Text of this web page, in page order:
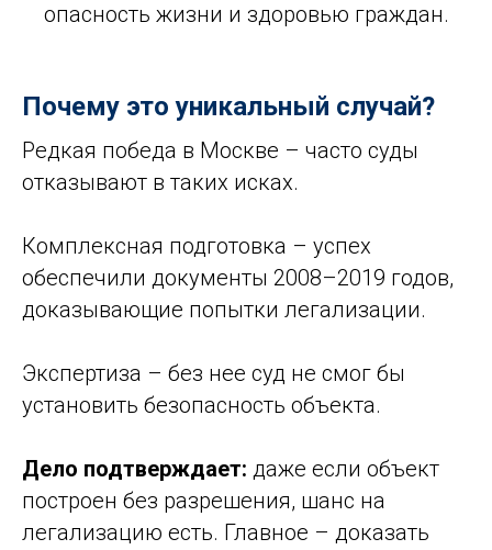
опасность жизни и здоровью граждан.
Почему это уникальный случай?
Редкая победа в Москве – часто суды
отказывают в таких исках.
Комплексная подготовка – успех
обеспечили документы 2008–2019 годов,
доказывающие попытки легализации.
Экспертиза – без нее суд не смог бы
установить безопасность объекта.
Дело подтверждает: даже если объект
построен без разрешения, шанс на
легализацию есть. Главное – доказать